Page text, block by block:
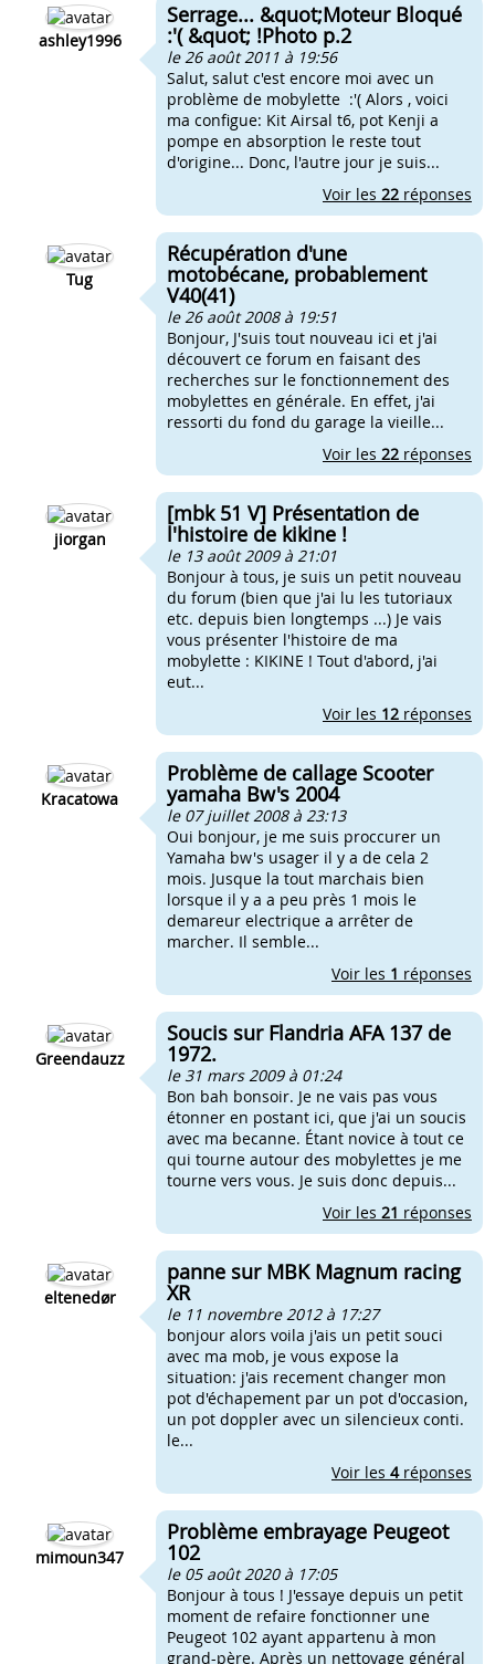
ashley1996
Serrage... &quot;Moteur Bloqué
:'( &quot; !Photo p.2
le 26 août 2011 à 19:56
Salut, salut c'est encore moi avec un
problème de mobylette :'( Alors , voici
ma configue: Kit Airsal t6, pot Kenji a
pompe en absorption le reste tout
d'origine... Donc, l'autre jour je suis...
Voir les 22 réponses
Tug
Récupération d'une
motobécane, probablement
V40(41)
le 26 août 2008 à 19:51
Bonjour, J'suis tout nouveau ici et j'ai
découvert ce forum en faisant des
recherches sur le fonctionnement des
mobylettes en générale. En effet, j'ai
ressorti du fond du garage la vieille...
Voir les 22 réponses
jiorgan
[mbk 51 V] Présentation de
l'histoire de kikine !
le 13 août 2009 à 21:01
Bonjour à tous, je suis un petit nouveau
du forum (bien que j'ai lu les tutoriaux
etc. depuis bien longtemps ...) Je vais
vous présenter l'histoire de ma
mobylette : KIKINE ! Tout d'abord, j'ai
eut...
Voir les 12 réponses
Kracatowa
Problème de callage Scooter
yamaha Bw's 2004
le 07 juillet 2008 à 23:13
Oui bonjour, je me suis proccurer un
Yamaha bw's usager il y a de cela 2
mois. Jusque la tout marchais bien
lorsque il y a a peu près 1 mois le
demareur electrique a arrêter de
marcher. Il semble...
Voir les 1 réponses
Greendauzz
Soucis sur Flandria AFA 137 de
1972.
le 31 mars 2009 à 01:24
Bon bah bonsoir. Je ne vais pas vous
étonner en postant ici, que j'ai un soucis
avec ma becanne. Étant novice à tout ce
qui tourne autour des mobylettes je me
tourne vers vous. Je suis donc depuis...
Voir les 21 réponses
eltenedør
panne sur MBK Magnum racing
XR
le 11 novembre 2012 à 17:27
bonjour alors voila j'ais un petit souci
avec ma mob, je vous expose la
situation: j'ais recement changer mon
pot d'échapement par un pot d'occasion,
un pot doppler avec un silencieux conti.
le...
Voir les 4réponses
mimoun347
Problème embrayage Peugeot
102
le 05 août 2020 à 17:05
Bonjour à tous ! J'essaye depuis un petit
moment de refaire fonctionner une
Peugeot 102 ayant appartenu à mon
grand-père. Après un nettoyage général